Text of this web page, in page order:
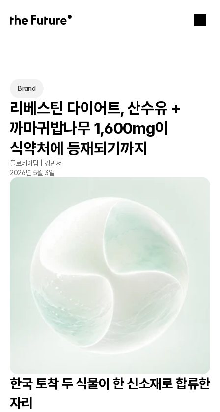
Brand
리베스틴 다이어트, 산수유 +
까마귀밥나무 1,600mg이
식약처에 등재되기까지
플로네아팀 | 강민서
2026년 5월 3일
한국 토착 두 식물이 한 신소재로 합류한
자리